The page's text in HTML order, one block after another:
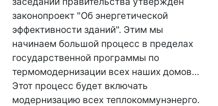
законопроект "Об энергетической
эффективности зданий". Этим мы
начинаем большой процесс в пределах
государственной программы по
термомодернизации всех наших домов…
Этот процесс будет включать
модернизацию всех теплокоммунэнерго.